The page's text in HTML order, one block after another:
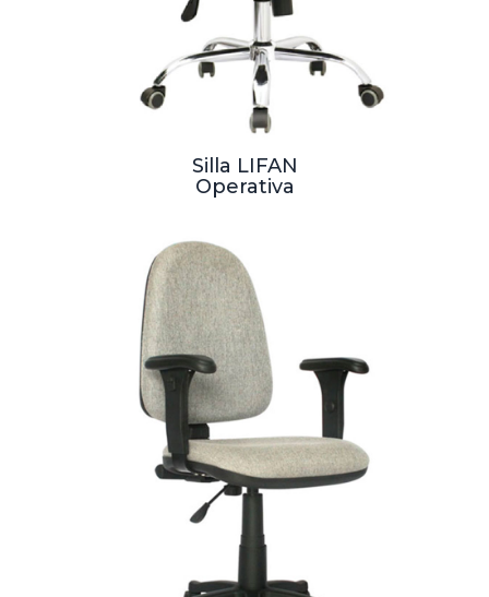
Silla LIFAN
Operativa